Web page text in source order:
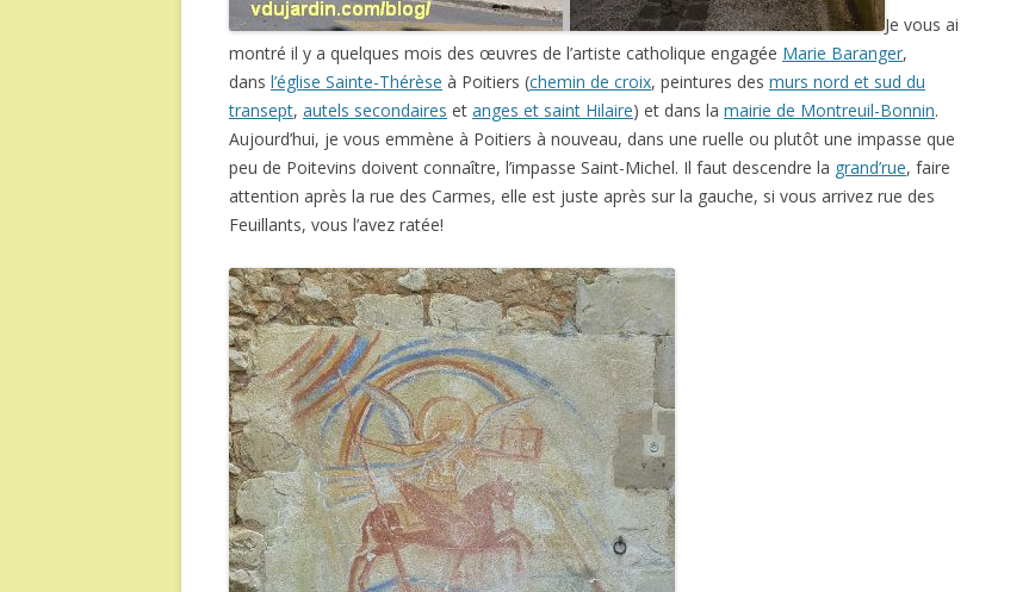
Je vous ai
montré il y a quelques mois des œuvres de l’artiste catholique engagée Marie Baranger,
dans l’église Sainte-Thérèse à Poitiers (chemin de croix, peintures des murs nord et sud du
transept, autels secondaires et anges et saint Hilaire) et dans la mairie de Montreuil-Bonnin.
Aujourd’hui, je vous emmène à Poitiers à nouveau, dans une ruelle ou plutôt une impasse que
peu de Poitevins doivent connaître, l’impasse Saint-Michel. Il faut descendre la grand’rue, faire
attention après la rue des Carmes, elle est juste après sur la gauche, si vous arrivez rue des
Feuillants, vous l’avez ratée!